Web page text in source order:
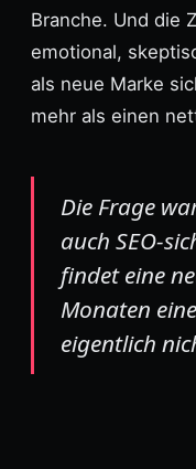
Branche. Und
emotional,
als neue Marke
mehr als einen
Die Frage
auch SEO-
findet eine
Monaten
eigentlich